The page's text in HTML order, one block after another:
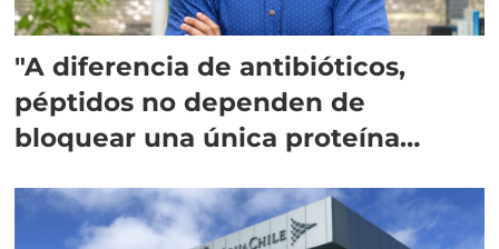
"A diferencia de antibióticos,
péptidos no dependen de
bloquear una única proteína